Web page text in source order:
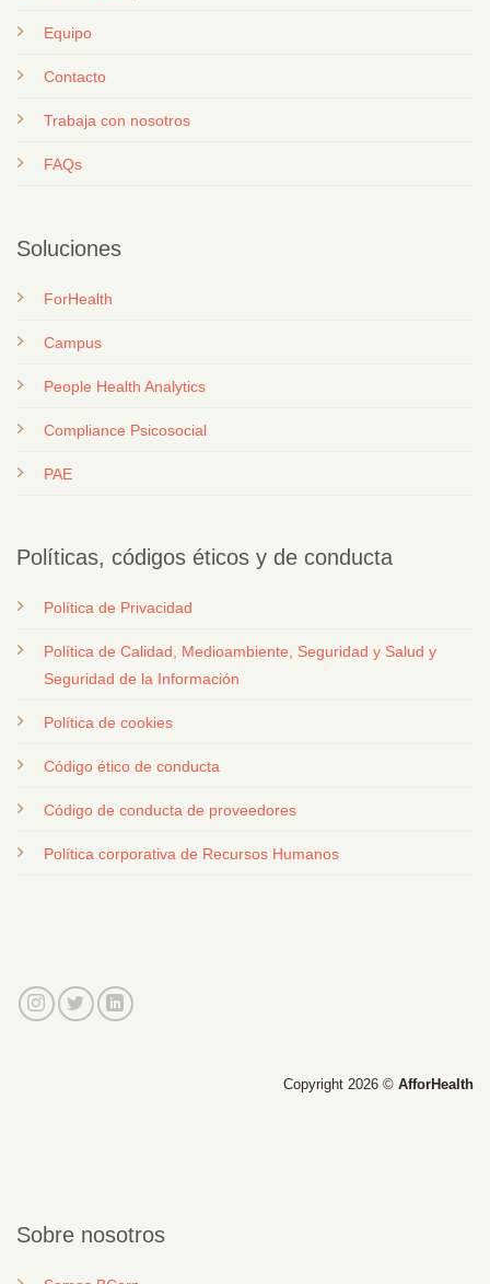
Equipo
Contacto
Trabaja con nosotros
FAQs
Soluciones
ForHealth
Campus
People Health Analytics
Compliance Psicosocial
PAE
Políticas, códigos éticos y de conducta
Política de Privacidad
Política de Calidad, Medioambiente, Seguridad y Salud y
Seguridad de la Información
Política de cookies
Código ético de conducta
Código de conducta de proveedores
Política corporativa de Recursos Humanos
Copyright 2026 © AfforHealth
Sobre nosotros